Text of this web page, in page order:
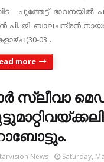
പുത്തേട്ട്
പി. ജി. ബാലചന്ദ്രൻ
(30-03…
more
സ്ലീവാ
News Saturday,